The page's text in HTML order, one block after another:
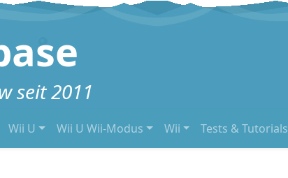
seit 2011
Wii U Wii U Wii-Modus Wii Tests & Tutorials